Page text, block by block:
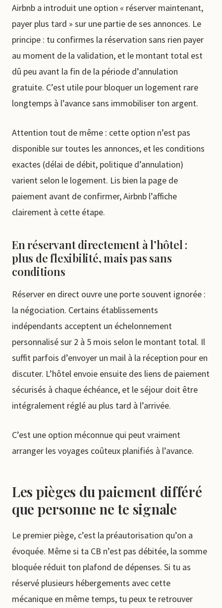
Airbnb a introduit une option « réserver maintenant,
payer plus tard » sur une partie de ses annonces. Le
principe : tu confirmes la réservation sans rien payer
au moment de la validation, et le montant total est
dû peu avant la fin de la période d’annulation
gratuite. C’est utile pour bloquer un logement rare
longtemps à l’avance sans immobiliser ton argent.
Attention tout de même : cette option n’est pas
disponible sur toutes les annonces, et les conditions
exactes (délai de débit, politique d’annulation)
varient selon le logement. Lis bien la page de
paiement avant de confirmer, Airbnb l’affiche
clairement à cette étape.
En réservant directement à l’hôtel :
plus de flexibilité, mais pas sans
conditions
Réserver en direct ouvre une porte souvent ignorée :
la négociation. Certains établissements
indépendants acceptent un échelonnement
personnalisé sur 2 à 5 mois selon le montant total. Il
suffit parfois d’envoyer un mail à la réception pour en
discuter. L’hôtel envoie ensuite des liens de paiement
sécurisés à chaque échéance, et le séjour doit être
intégralement réglé au plus tard à l’arrivée.
C’est une option méconnue qui peut vraiment
arranger les voyages coûteux planifiés à l’avance.
Les pièges du paiement différé
que personne ne te signale
Le premier piège, c’est la préautorisation qu’on a
évoquée. Même si ta CB n’est pas débitée, la somme
bloquée réduit ton plafond de dépenses. Si tu as
réservé plusieurs hébergements avec cette
mécanique en même temps, tu peux te retrouver